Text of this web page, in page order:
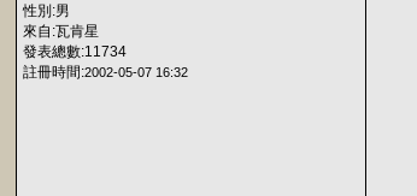
性別:男
來自:瓦肯星
發表總數:11734
註冊時間:2002-05-07 16:32